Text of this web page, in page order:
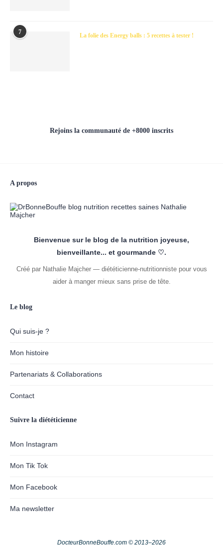
7 La folie des Energy balls : 5 recettes à tester !
Rejoins la communauté de +8000 inscrits
A propos
Bienvenue sur le blog de la nutrition joyeuse,
bienveillante... et gourmande ♡.
Créé par Nathalie Majcher — diététicienne-nutritionniste pour vous
aider à manger mieux sans prise de tête.
Le blog
Qui suis-je ?
Mon histoire
Partenariats & Collaborations
Contact
Suivre la diététicienne
Mon Instagram
Mon Tik Tok
Mon Facebook
Ma newsletter
DocteurBonneBouffe.com © 2013–2026